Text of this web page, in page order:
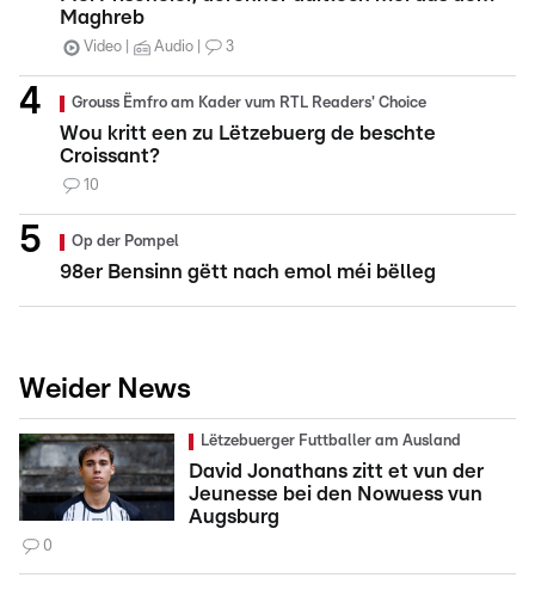
Maghreb
Video Audio 3
Grouss Ëmfro am Kader vum RTL Readers' Choice
Wou kritt een zu Lëtzebuerg de beschte
Croissant?
10
Op der Pompel
98er Bensinn gëtt nach emol méi bëlleg
Weider News
Lëtzebuerger Futtballer am Ausland
David Jonathans zitt et vun der
Jeunesse bei den Nowuess vun
Augsburg
0